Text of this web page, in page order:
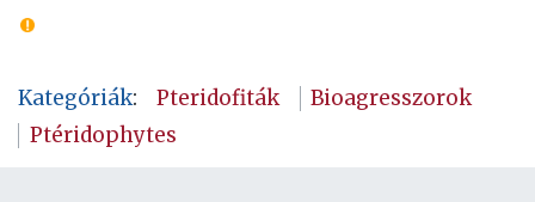
Kategóriák: Pteridofiták
Bioagresszorok
Ptéridophytes